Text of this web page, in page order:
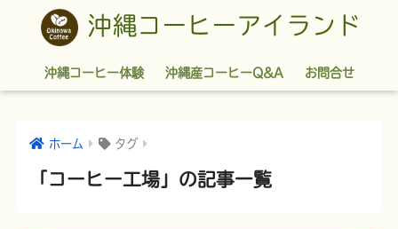
沖縄コーヒーアイランド
沖縄コーヒー体験 沖縄産コーヒーQ&A お問合せ
ホーム タグ
「コーヒー工場」の記事一覧